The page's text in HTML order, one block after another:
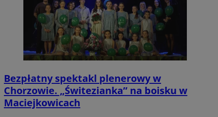
Bezpłatny spektakl plenerowy w
Chorzowie. „Świtezianka” na boisku w
Maciejkowicach